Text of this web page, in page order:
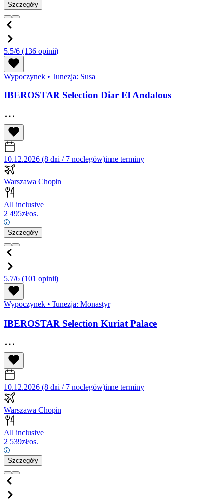
Szczegóły
5.5/6 (136 opinii)
Wypoczynek • Tunezja: Susa
IBEROSTAR Selection Diar El Andalous
10.12.2026 (8 dni / 7 noclegów)inne terminy
Warszawa Chopin
All inclusive
2 495zł/os.
Szczegóły
5.7/6 (101 opinii)
Wypoczynek • Tunezja: Monastyr
IBEROSTAR Selection Kuriat Palace
10.12.2026 (8 dni / 7 noclegów)inne terminy
Warszawa Chopin
All inclusive
2 539zł/os.
Szczegóły